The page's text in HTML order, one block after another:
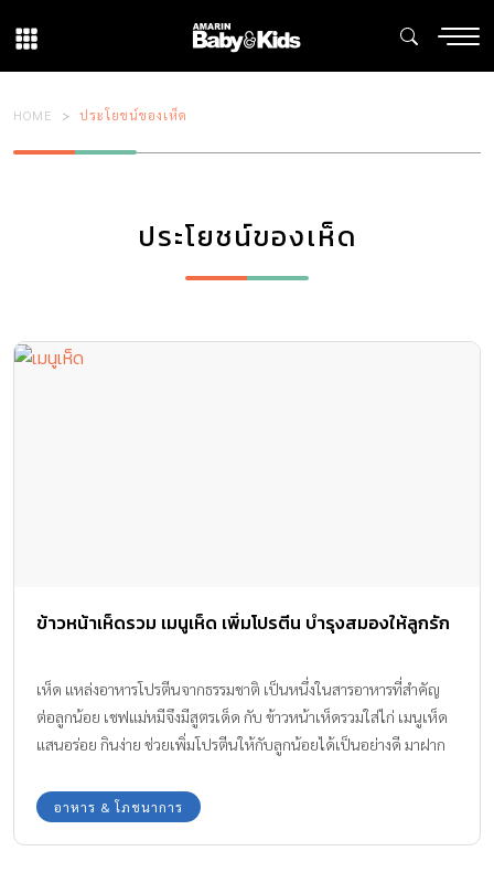
HOME ประโยชน์ของเห็ด
ประโยชน์ของเห็ด
ข้าวหน้าเห็ดรวม เมนูเห็ด เพิ่มโปรตีน บำรุงสมองให้ลูกรัก
เห็ด แหล่งอาหารโปรตีนจากธรรมชาติ เป็นหนึ่งในสารอาหารที่สำคัญ
ต่อลูกน้อย เชฟแม่หมีจึงมีสูตรเด็ด กับ ข้าวหน้าเห็ดรวมใส่ไก่ เมนูเห็ด
แสนอร่อย กินง่าย ช่วยเพิ่มโปรตีนให้กับลูกน้อยได้เป็นอย่างดี มาฝาก
อาหาร & โภชนาการ